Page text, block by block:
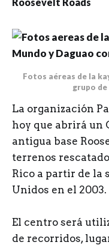
Fotos aéreas de la
grupo
La organización
hoy que abrirá un
antigua base
terrenos
Rico a partir de la
Unidos en el 2003.
El centro será
de recorridos,